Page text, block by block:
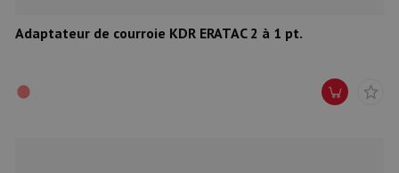
Adaptateur de courroie KDR ERATAC 2 à 1 pt.